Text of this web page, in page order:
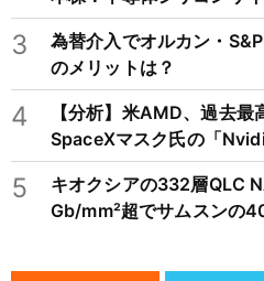
不況を繰り返すため注意
3
為替介入でオルカン・
のメリットは？
4
【分析】米AMD、過去
SpaceXマスク氏の「
5
キオクシアの332層QLC
Gb/mm²超でサムスンの